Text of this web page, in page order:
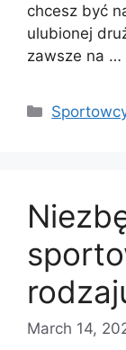
chcesz być
ulubionej
zawsze na …
March 14,